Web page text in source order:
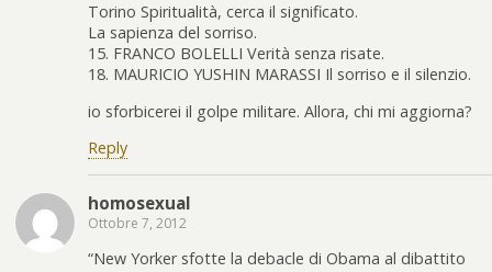
Torino Spiritualità, cerca il significato.
La sapienza del sorriso.
15. FRANCO BOLELLI Verità senza risate.
18. MAURICIO YUSHIN MARASSI Il sorriso e il silenzio.
io sforbicerei il golpe militare. Allora, chi mi aggiorna?
Reply
homosexual
Ottobre 7, 2012
“New Yorker sfotte la debacle di Obama al dibattito